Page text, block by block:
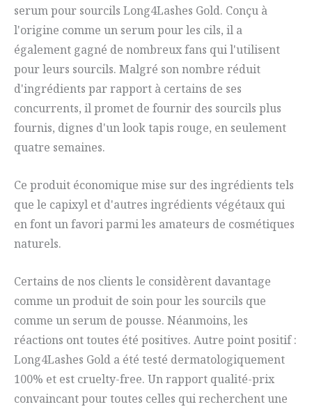
serum pour sourcils Long4Lashes Gold. Conçu à
l'origine comme un serum pour les cils, il a
également gagné de nombreux fans qui l'utilisent
pour leurs sourcils. Malgré son nombre réduit
d'ingrédients par rapport à certains de ses
concurrents, il promet de fournir des sourcils plus
fournis, dignes d'un look tapis rouge, en seulement
quatre semaines.
Ce produit économique mise sur des ingrédients tels
que le capixyl et d'autres ingrédients végétaux qui
en font un favori parmi les amateurs de cosmétiques
naturels.
Certains de nos clients le considèrent davantage
comme un produit de soin pour les sourcils que
comme un serum de pousse. Néanmoins, les
réactions ont toutes été positives. Autre point positif :
Long4Lashes Gold a été testé dermatologiquement
100% et est cruelty-free. Un rapport qualité-prix
convaincant pour toutes celles qui recherchent une